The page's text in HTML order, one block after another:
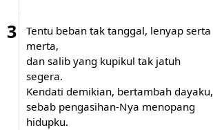
3
Tentu beban tak tanggal, lenyap serta
merta,
dan salib yang kupikul tak jatuh
segera.
Kendati demikian, bertambah dayaku,
sebab pengasihan-Nya menopang
hidupku.